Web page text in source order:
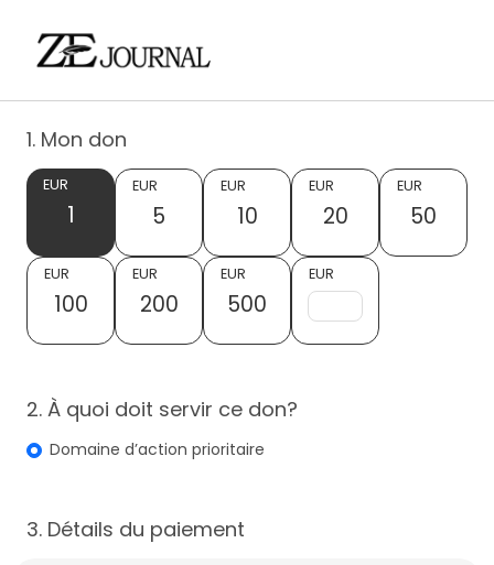
1. Mon don
EUR
1
EUR
5
EUR
10
EUR
20
EUR
50
EUR
100
EUR
200
EUR
500
EUR
2. À quoi doit servir ce don?
Domaine d’action prioritaire
3. Détails du paiement